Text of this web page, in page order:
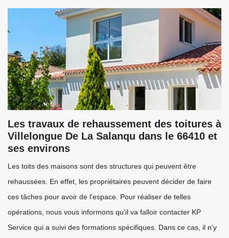
Les travaux de rehaussement des toitures à
Villelongue De La Salanqu dans le 66410 et
ses environs
Les toits des maisons sont des structures qui peuvent être
rehaussées. En effet, les propriétaires peuvent décider de faire
ces tâches pour avoir de l'espace. Pour réaliser de telles
opérations, nous vous informons qu'il va falloir contacter KP
Service qui a suivi des formations spécifiques. Dans ce cas, il n'y